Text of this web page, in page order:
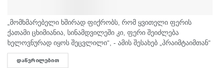
„მომხმარებელი ხშირად ფიქრობს, რომ ყვითელი ფერის
ქათამი ცხიმიანია, სინამდვილეში კი, ფერი შეიძლება
ხელოვნურად იყოს შეცვლილი“, - ამის შესახებ „პრაიმტაიმთან“
სურსათის უვნებლობის სპეციალისტი, ირაკლი არაბული
საუბრობს. „ბაზარი ითხოვს, რომ ქათამი იყოს...
ᲓᲐᲬᲕᲠᲘᲚᲔᲑᲘᲗ